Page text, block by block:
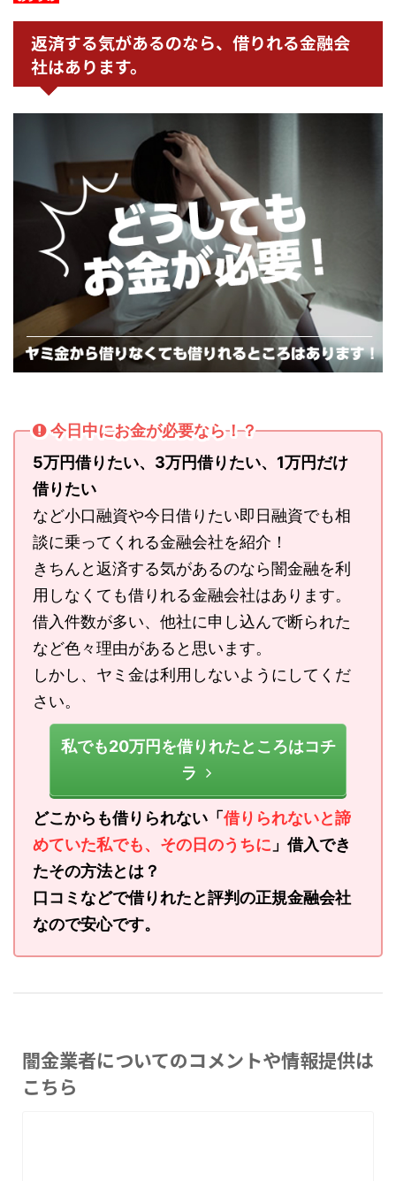
返済する気があるのなら、借りれる金融会
社はあります。
今日中にお金が必要なら！？
5万円借りたい、3万円借りたい、1万円だけ
借りたい
など小口融資や今日借りたい即日融資でも相
談に乗ってくれる金融会社を紹介！
きちんと返済する気があるのなら闇金融を利
用しなくても借りれる金融会社はあります。
借入件数が多い、他社に申し込んで断られた
など色々理由があると思います。
しかし、ヤミ金は利用しないようにしてくだ
さい。
私でも20万円を借りれたところはコチ
ラ
どこからも借りられない「借りられないと諦
めていた私でも、その日のうちに 」借入でき
たその方法とは？
口コミなどで借りれたと評判の正規金融会社
なので安心です。
闇金業者についてのコメントや情報提供は
こちら